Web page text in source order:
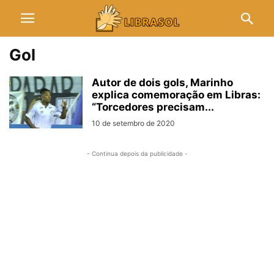
Gol
Autor de dois gols, Marinho
explica comemoração em Libras:
“Torcedores precisam...
10 de setembro de 2020
- Continua depois da publicidade -